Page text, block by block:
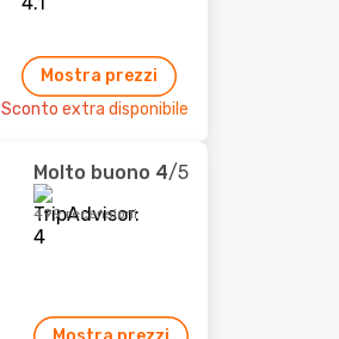
Mostra prezzi
Sconto extra disponibile
Molto buono 4/5
499 recensioni